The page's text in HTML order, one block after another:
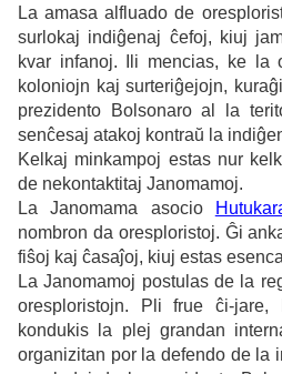
La amasa alfluado de
surlokaj indiĝenaj ĉefoj, kiuj
kvar infanoj. Ili mencias, ke la
koloniojn kaj surteriĝejojn,
prezidento Bolsonaro al la
senĉesaj atakoj kontraŭ la
Kelkaj minkampoj estas nur
de nekontaktitaj Janomamoj.
La Janomama asocio
nombron da oresploristoj. Ĝi
fiŝoj kaj ĉasaĵoj, kiuj estas
La Janomamoj postulas de la
oresploristojn. Pli frue ĉi-
kondukis la plej grandan
organizitan por la defendo de la